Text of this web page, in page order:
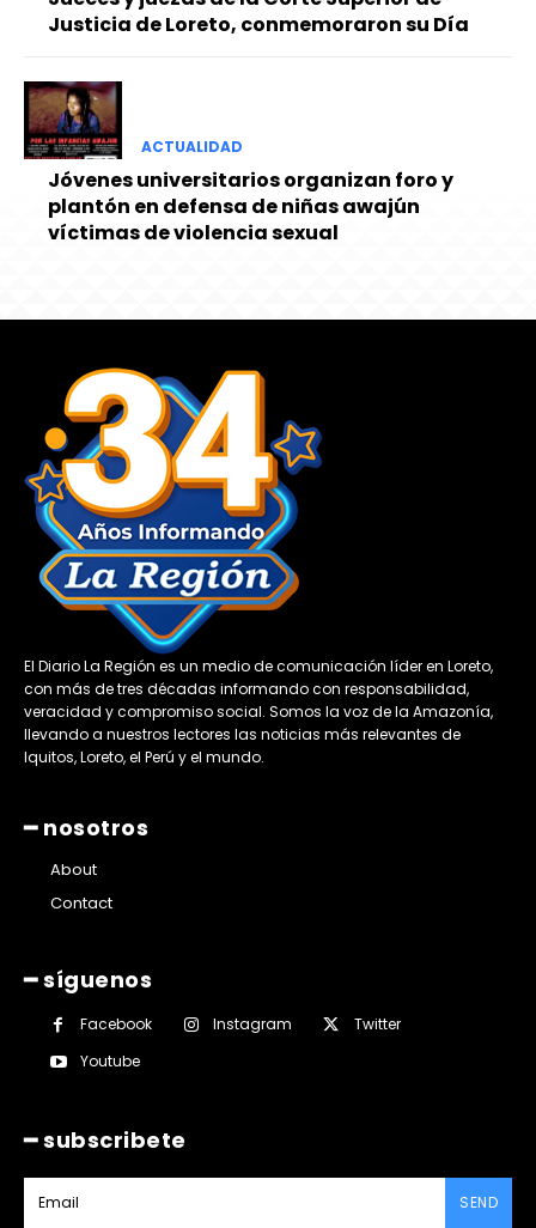
Justicia de Loreto, conmemoraron su Día
ACTUALIDAD
Jóvenes universitarios organizan foro y
plantón en defensa de niñas awajún
víctimas de violencia sexual
El Diario La Región es un medio de comunicación líder en Loreto,
con más de tres décadas informando con responsabilidad,
veracidad y compromiso social. Somos la voz de la Amazonía,
llevando a nuestros lectores las noticias más relevantes de
Iquitos, Loreto, el Perú y el mundo.
━ nosotros
About
Contact
━ síguenos
Facebook Instagram
Twitter
Youtube
━ subscribete
SEND